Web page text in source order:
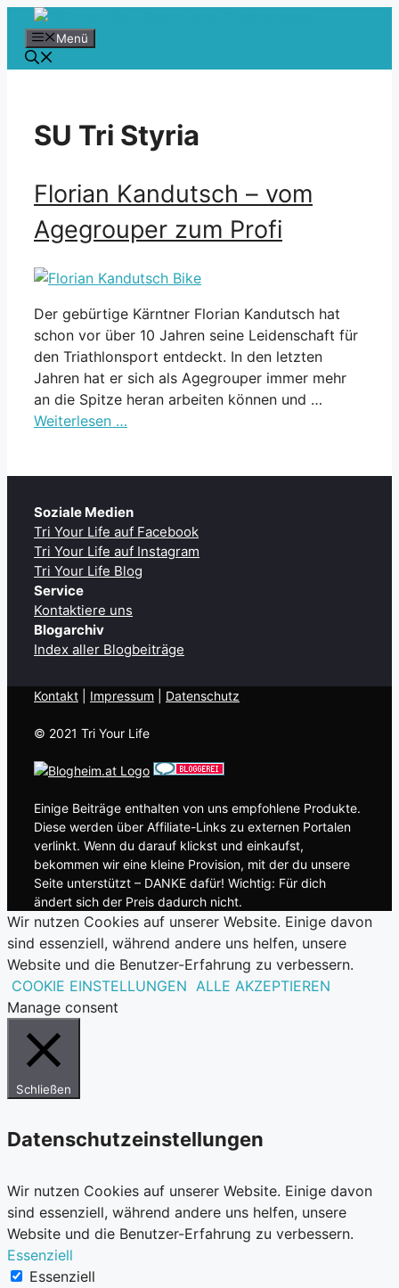
Zum
Inhalt
springen
Menü
SU Tri Styria
Florian Kandutsch – vom
Agegrouper zum Profi
Der gebürtige Kärntner Florian Kandutsch hat
schon vor über 10 Jahren seine Leidenschaft für
den Triathlonsport entdeckt. In den letzten
Jahren hat er sich als Agegrouper immer mehr
an die Spitze heran arbeiten können und …
Weiterlesen …
Soziale Medien
Tri Your Life auf Facebook
Tri Your Life auf Instagram
Tri Your Life Blog
Service
Kontaktiere uns
Blogarchiv
Index aller Blogbeiträge
Kontakt Impressum Datenschutz
© 2021 Tri Your Life
Einige Beiträge enthalten von uns empfohlene Produkte.
Diese werden über Affiliate-Links zu externen Portalen
verlinkt. Wenn du darauf klickst und einkaufst,
bekommen wir eine kleine Provision, mit der du unsere
Seite unterstützt – DANKE dafür! Wichtig: Für dich
ändert sich der Preis dadurch nicht.
Wir nutzen Cookies auf unserer Website. Einige davon
sind essenziell, während andere uns helfen, unsere
Website und die Benutzer-Erfahrung zu verbessern.
COOKIE EINSTELLUNGEN ALLE AKZEPTIEREN
Manage consent
Schließen
Datenschutzeinstellungen
Wir nutzen Cookies auf unserer Website. Einige davon
sind essenziell, während andere uns helfen, unsere
Website und die Benutzer-Erfahrung zu verbessern.
Essenziell
Essenziell